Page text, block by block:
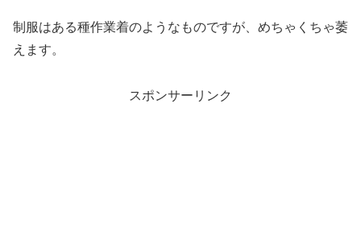
制服はある種作業着のようなものですが、めちゃくちゃ萎
えます。
スポンサーリンク